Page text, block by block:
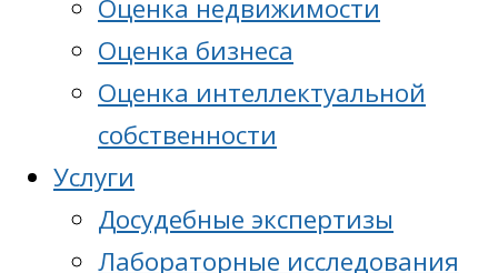
Оценка недвижимости
Оценка бизнеса
Оценка интеллектуальной
собственности
Услуги
Досудебные экспертизы
Лабораторные исследования